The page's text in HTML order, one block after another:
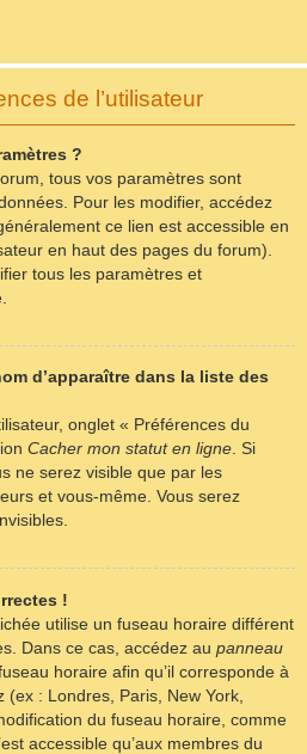
de l’utilisateur
?
tous vos paramètres sont
Pour les modifier, accédez
ce lien est accessible en
en haut des pages du forum).
tous les paramètres et
d’apparaître dans la liste des
onglet « Préférences du
Cacher mon statut en ligne. Si
ne serez visible que par les
et vous-même. Vous serez
!
utilise un fuseau horaire différent
Dans ce cas, accédez au panneau
horaire afin qu’il corresponde à
: Londres, Paris, New York,
du fuseau horaire, comme
accessible qu’aux membres du